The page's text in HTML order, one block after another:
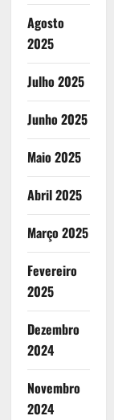
Agosto
2025
Julho 2025
Junho 2025
Maio 2025
Abril 2025
Março 2025
Fevereiro
2025
Dezembro
2024
Novembro
2024